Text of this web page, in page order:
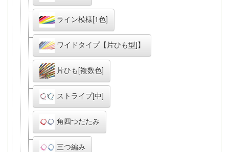
ライン模様[1色]
ワイドタイプ【片ひも型]】
片ひも[複数色]
ストライプ[中]
角四つだたみ
三つ編み